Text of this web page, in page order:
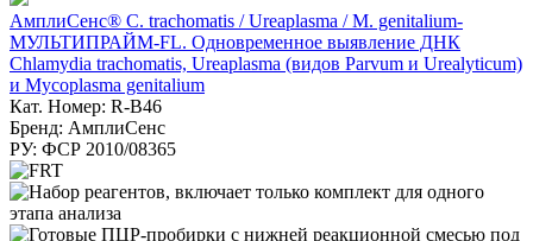
АмплиСенс® C. trachomatis / Ureaplasma / M. genitalium-
МУЛЬТИПРАЙМ-FL. Одновременное выявление ДНК
Chlamydia trachomatis, Ureaplasma (видов Parvum и Urealyticum)
и Mycoplasma genitalium
Кат. Номер: R-B46
Бренд: АмплиСенс
РУ: ФСР 2010/08365